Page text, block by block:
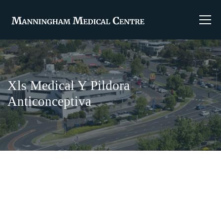
Xls Medical Y Pildora
Anticonceptiva